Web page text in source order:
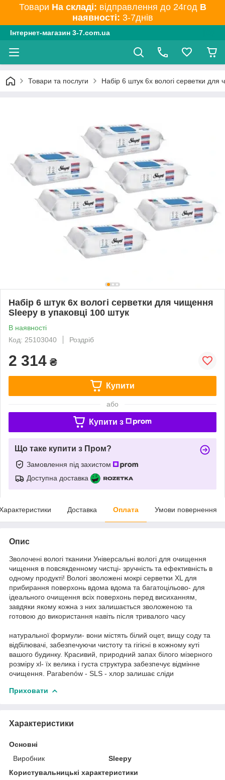
Товари На складі: відправлення до 24год В
наявності: 3-7днів
Інтернет-магазин 3-7.com.ua
Товари та послуги Набір 6 штук 6x вологі серветки
Набір 6 штук 6x вологі серветки для чищення
Sleepy в упаковці 100 штук
В наявності
Код: 25103040
Роздріб
2 314 ₴
Купити
або
Купити з
Що таке купити з Пром?
Замовлення під захистом
Доступна доставка
Доставка Оплата Умови повернення
Опис
Зволочені вологі тканини Універсальні вологі для очищення
чищення в повсякденному чистці- зручність та ефективність в
одному продукті! Вологі зволожені мокрі серветки XL для
прибирання поверхонь вдома вдома та багатоцільово- для
ідеального очищення всіх поверхонь перед висиханням,
завдяки якому кожна з них залишається зволоженою та
готовою до використання навіть після тривалого часу
натуральної формули- вони містять білий оцет, вищу соду та
відбілювачі, забезпечуючи чистоту та гігієні в кожному куті
вашого будинку. Красивий, природний запах білого мізерного
розміру xl- їх велика і густа структура забезпечує відмінне
очищення. Parabenów - SLS - хлор залишає сліди
Приховати
Характеристики
Основні
Виробник
Sleepy
Користувальницькі характеристики